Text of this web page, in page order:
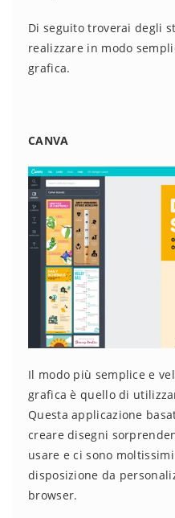
Di seguito troverai degli
realizzare in modo
grafica.
CANVA
Il modo più semplice e
grafica è quello di
Questa applicazione
creare disegni
usare e ci sono
disposizione da
browser.